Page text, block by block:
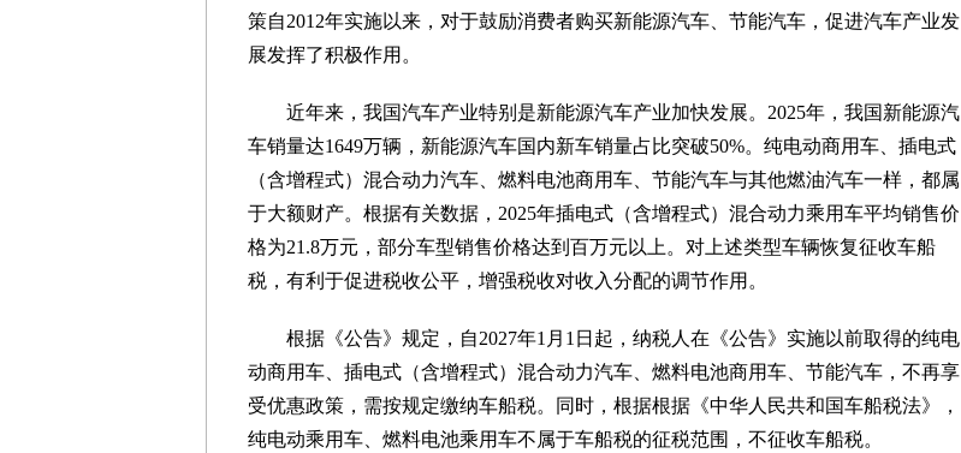
策自2012年实施以来，对于鼓励消费者购买新能源汽车、节能汽车，促进汽车产业发
展发挥了积极作用。
近年来，我国汽车产业特别是新能源汽车产业加快发展。2025年，我国新能源汽
车销量达1649万辆，新能源汽车国内新车销量占比突破50%。纯电动商用车、插电式
（含增程式）混合动力汽车、燃料电池商用车、节能汽车与其他燃油汽车一样，都属
于大额财产。根据有关数据，2025年插电式（含增程式）混合动力乘用车平均销售价
格为21.8万元，部分车型销售价格达到百万元以上。对上述类型车辆恢复征收车船
税，有利于促进税收公平，增强税收对收入分配的调节作用。
根据《公告》规定，自2027年1月1日起，纳税人在《公告》实施以前取得的纯电
动商用车、插电式（含增程式）混合动力汽车、燃料电池商用车、节能汽车，不再享
受优惠政策，需按规定缴纳车船税。同时，根据根据《中华人民共和国车船税法》，
纯电动乘用车、燃料电池乘用车不属于车船税的征税范围，不征收车船税。